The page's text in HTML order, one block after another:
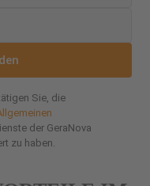
Sie, die
der GeraNova
zu haben.